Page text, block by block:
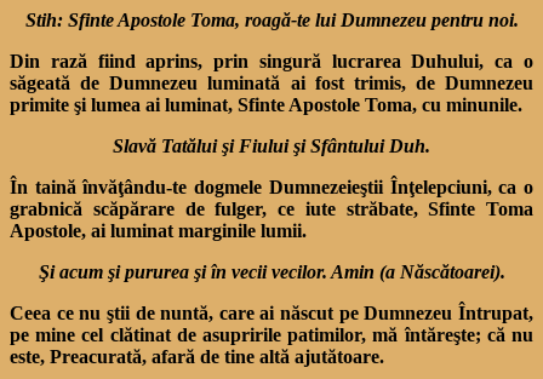
Stih: Sfinte Apostole Toma, roagă-te lui Dumnezeu pentru noi.
Din rază fiind aprins, prin singură lucrarea Duhului, ca o
săgeată de Dumnezeu luminată ai fost trimis, de Dumnezeu
primite şi lumea ai luminat, Sfinte Apostole Toma, cu minunile.
Slavă Tatălui şi Fiului şi Sfântului Duh.
În taină învăţându-te dog­mele Dumnezeieştii Înţelep­ciuni, ca o
grabnică scăpărare de fulger, ce iute străbate, Sfinte Toma
Apostole, ai luminat mar­ginile lumii.
Şi acum şi pururea şi în vecii vecilor. Amin (a Născătoarei).
Ceea ce nu ştii de nuntă, care ai născut pe Dumnezeu Întru­pat,
pe mine cel clătinat de asu­pririle patimilor, mă întăreşte; că nu
este, Preacurată, afară de tine altă ajutătoare.